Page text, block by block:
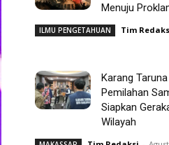
Menuju
ILMU PENGETAHUAN Tim
Karang
Pemilahan
Siapkan
Wilayah